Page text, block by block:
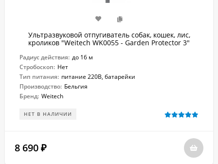
Ультразвуковой отпугиватель собак, кошек, лис,
кроликов "Weitech WK0055 - Garden Protector 3"
Радиус действия: до 16 м
Стробоскоп: Нет
Тип питания: питание 220В, батарейки
Производство: Бельгия
Бренд: Weitech
НЕТ В НАЛИЧИИ
8 690 ₽